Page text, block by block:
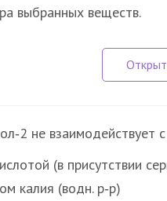
выбранных веществ.
не взаимодействует с
(в присутствии
калия (водн. р‑р)